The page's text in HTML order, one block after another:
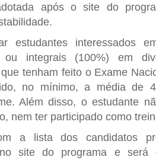
após o site do
estudantes interessados
ou integrais (100%) em
tenham feito o Exame
no mínimo, a média de
Além disso, o estudante
nem ter participado como
a lista dos candidatos
no site do programa e será